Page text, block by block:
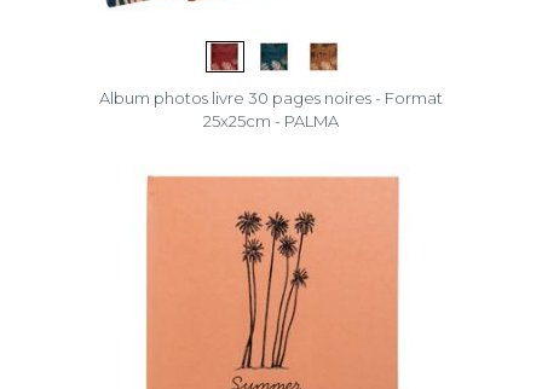
Album photos livre 30 pages noires - Format
25x25cm - PALMA